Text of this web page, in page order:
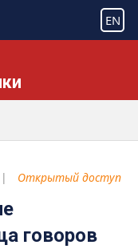
EN
Открытый доступ
говоров